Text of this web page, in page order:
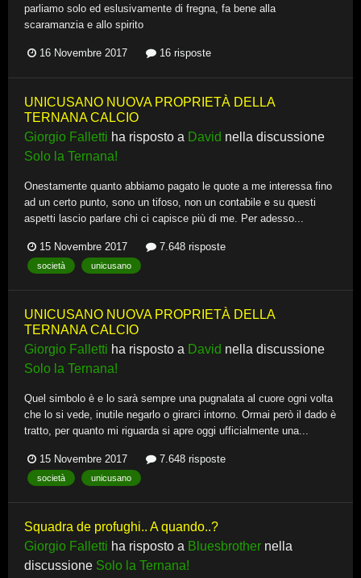
parliamo solo ed eslusivamente di fregna, fa bene alla
scaramanzia e allo spirito
16 Novembre 2017 16 risposte
UNICUSANO NUOVA PROPRIETÀ DELLA
TERNANA CALCIO
Giorgio Falletti ha risposto a David nella discussione
Solo la Ternana!
Onestamente quanto abbiamo pagato le quote a me interessa fino
ad un certo punto, sono un tifoso, non un contabile e su questi
aspetti lascio parlare chi ci capisce più di me. Per adesso...
15 Novembre 2017 7.648 risposte
società unicusano
UNICUSANO NUOVA PROPRIETÀ DELLA
TERNANA CALCIO
Giorgio Falletti ha risposto a David nella discussione
Solo la Ternana!
Quel simbolo è e lo sarà sempre una pugnalata al cuore ogni volta
che lo si vede, inutile negarlo o girarci intorno. Ormai però il dado è
tratto, per quanto mi riguarda si apre oggi ufficialmente una...
15 Novembre 2017 7.648 risposte
società unicusano
Squadra de profughi.. A quando..?
Giorgio Falletti ha risposto a Bluesbrother nella
discussione Solo la Ternana!